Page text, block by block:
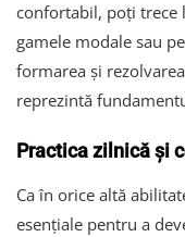
confortabil, poți trece
gamele modale sau
formarea și
reprezintă
Practica zilnică și
Ca în orice altă
esențiale pentru a